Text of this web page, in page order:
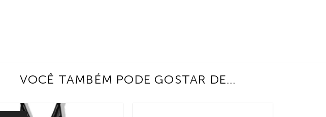
VOCÊ TAMBÉM PODE GOSTAR DE…